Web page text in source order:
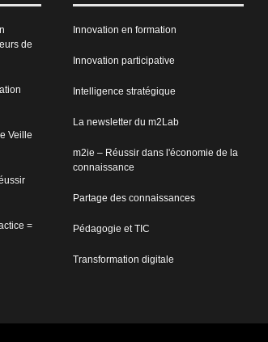
de
Veille
=
Innovation en formation
Innovation participative
Intelligence stratégique
La newsletter du m2Lab
m2ie – Réussir dans l'économie de la
connaissance
Partage des connaissances
Pédagogie et TIC
Transformation digitale